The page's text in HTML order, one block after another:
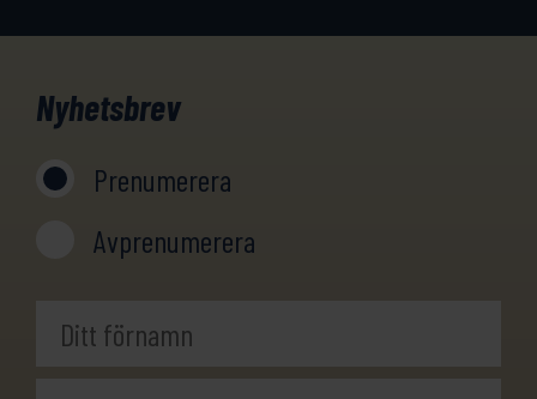
Nyhetsbrev
Prenumerera
Avprenumerera